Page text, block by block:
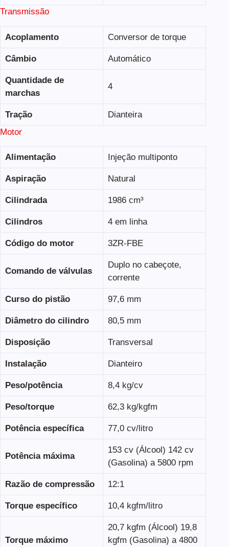
Transmissão
Acoplamento Conversor de torque
Câmbio Automático
Quantidade de
marchas
4
Tração
Dianteira
Motor
Alimentação Injeção multiponto
Aspiração Natural
Cilindrada 1986 cm³
Cilindros 4 em linha
Código do motor 3ZR-FBE
Comando de válvulas
Duplo no cabeçote,
corrente
Curso do pistão 97,6 mm
Diâmetro do cilindro 80,5 mm
Disposição Transversal
Instalação Dianteiro
Peso/potência 8,4 kg/cv
Peso/torque 62,3 kg/kgfm
Potência específica 77,0 cv/litro
Potência máxima
153 cv (Álcool) 142 cv
(Gasolina) a 5800 rpm
Razão de compressão 12:1
Torque específico 10,4 kgfm/litro
Torque máximo
20,7 kgfm (Álcool) 19,8
kgfm (Gasolina) a 4800